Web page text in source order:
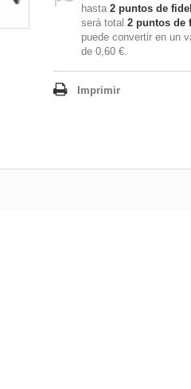
hasta 2 puntos de
será total 2 puntos de
puede convertir en un
de 0,60 €.
Imprimir